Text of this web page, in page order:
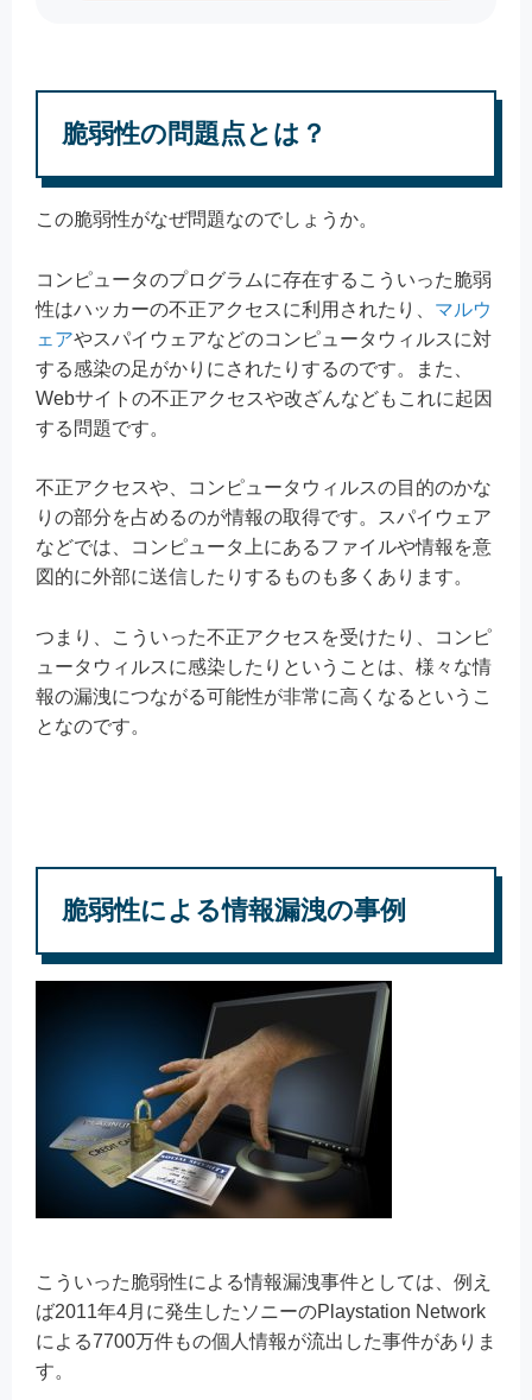
脆弱性の問題点とは？
この脆弱性がなぜ問題なのでしょうか。
コンピュータのプログラムに存在するこういった脆弱
性はハッカーの不正アクセスに利用されたり、 マルウ
ェアやスパイウェアなどのコンピュータウィルスに対
する感染の足がかりにされたりするのです。また、
Webサイトの不正アクセスや改ざんなどもこれに起因
する問題です。
不正アクセスや、コンピュータウィルスの目的のかな
りの部分を占めるのが情報の取得です。スパイウェア
などでは、コンピュータ上にあるファイルや情報を意
図的に外部に送信したりするものも多くあります。
つまり、こういった不正アクセスを受けたり、コンピ
ュータウィルスに感染したりということは、様々な情
報の漏洩につながる可能性が非常に高くなるというこ
となのです。
脆弱性による情報漏洩の事例
こういった脆弱性による情報漏洩事件としては、例え
ば2011年4月に発生したソニーのPlaystation Network
による7700万件もの個人情報が流出した事件がありま
す。